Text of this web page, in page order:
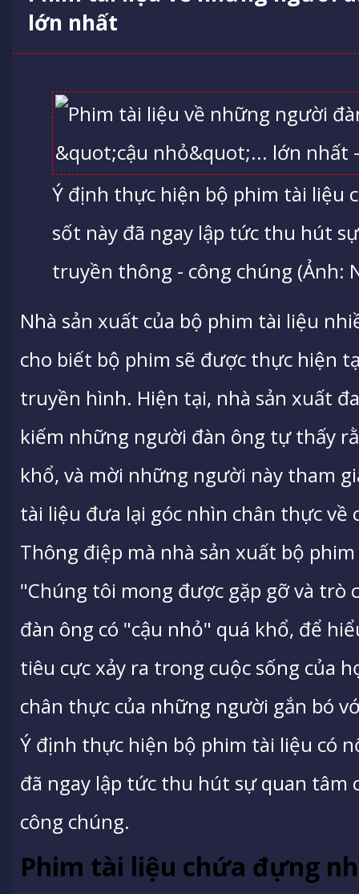
lớn nhất
Ý định thực hiện bộ phim tài liệu
sốt này đã ngay lập tức thu hút
truyền thông - công chúng (Ảnh:
Nhà sản xuất của bộ phim tài liệu
cho biết bộ phim sẽ được thực hiện
truyền hình. Hiện tại, nhà sản xuất
kiếm những người đàn ông tự thấy
khổ, và mời những người này tham
tài liệu đưa lại góc nhìn chân thực về
Thông điệp mà nhà sản xuất bộ
"Chúng tôi mong được gặp gỡ và trò
đàn ông có "cậu nhỏ" quá khổ, để
tiêu cực xảy ra trong cuộc sống của
chân thực của những người gắn bó
Ý định thực hiện bộ phim tài liệu có
đã ngay lập tức thu hút sự quan tâm
công chúng.
Phim tài liệu chứa đựng